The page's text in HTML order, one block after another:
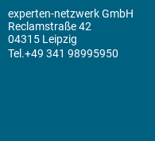
experten-netzwerk GmbH
Reclamstraße 42
04315 Leipzig
+49 341 98995950